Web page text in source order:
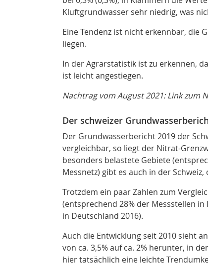
Kluftgrundwasser sehr niedrig, was
Eine Tendenz ist nicht erkennbar, die
liegen.
In der Agrarstatistik ist zu erkennen,
ist leicht angestiegen.
Nachtrag vom August 2021: Link
Der schweizer
Der Grundwasserbericht 2019 der
vergleichbar, so liegt der Nitrat-
besonders belastete Gebiete
Messnetz) gibt es auch in der
Trotzdem ein paar Zahlen zum
(entsprechend 28% der Messstellen in
in Deutschland 2016).
Auch die Entwicklung seit 2010 sieht
von ca. 3,5% auf ca. 2% herunter, in
hier tatsächlich eine leichte